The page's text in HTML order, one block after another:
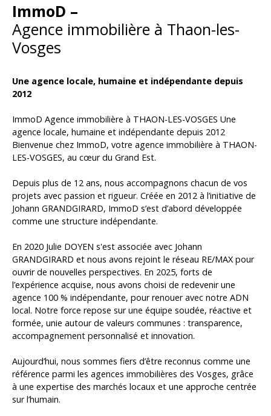
ImmoD –
Agence immobilière à Thaon-les-
Vosges
Une agence locale, humaine et indépendante depuis
2012
ImmoD Agence immobilière à THAON-LES-VOSGES Une
agence locale, humaine et indépendante depuis 2012
Bienvenue chez ImmoD, votre agence immobilière à THAON-
LES-VOSGES, au cœur du Grand Est.
Depuis plus de 12 ans, nous accompagnons chacun de vos
projets avec passion et rigueur. Créée en 2012 à l’initiative de
Johann GRANDGIRARD, ImmoD s’est d’abord développée
comme une structure indépendante.
En 2020 Julie DOYEN s'est associée avec Johann
GRANDGIRARD et nous avons rejoint le réseau RE/MAX pour
ouvrir de nouvelles perspectives. En 2025, forts de
l’expérience acquise, nous avons choisi de redevenir une
agence 100 % indépendante, pour renouer avec notre ADN
local. Notre force repose sur une équipe soudée, réactive et
formée, unie autour de valeurs communes : transparence,
accompagnement personnalisé et innovation.
Aujourd’hui, nous sommes fiers d’être reconnus comme une
référence parmi les agences immobilières des Vosges, grâce
à une expertise des marchés locaux et une approche centrée
sur l’humain.